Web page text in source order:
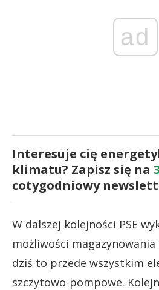
ad
Interesuje cię
klimatu? Zapisz się na
cotygodniowy
W dalszej kolejności PSE
możliwości magazynowania
dziś to przede wszystkim
szczytowo-pompowe.